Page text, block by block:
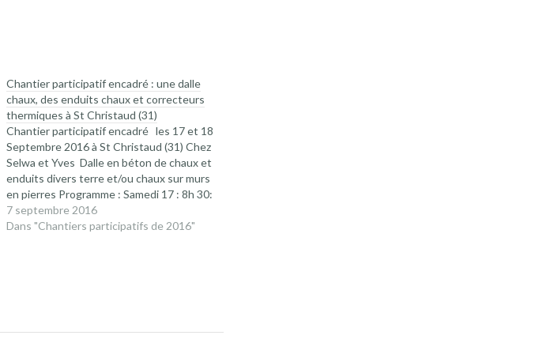
Chantier participatif encadré : une dalle
chaux, des enduits chaux et correcteurs
thermiques à St Christaud (31)
Chantier participatif encadré les 17 et 18
Septembre 2016 à St Christaud (31) Chez
Selwa et Yves Dalle en béton de chaux et
enduits divers terre et/ou chaux sur murs
en pierres Programme : Samedi 17 : 8h 30:
accueil 9h : point technique 10h :
fabrication des enduits 10h…
7 septembre 2016
Dans "Chantiers participatifs de 2016"